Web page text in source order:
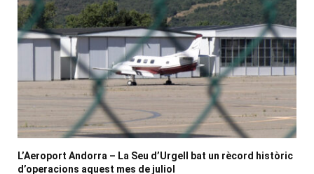
L’Aeroport Andorra – La Seu d’Urgell bat un rècord històric
d’operacions aquest mes de juliol